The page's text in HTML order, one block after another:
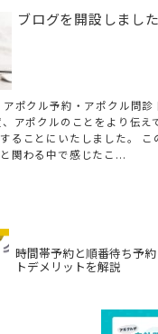
ブログを開設しました
ポクル予約・アポクル問診
アポクルのことをより伝え
ることにいたしました。 こ
関わる中で感じたこ...
時間帯予約と順番待ち予
トデメリットを解説